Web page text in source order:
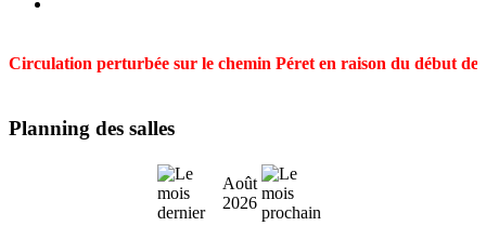
Circulation perturbée sur le chemin Péret en raison du début
Planning des salles
Août
2026